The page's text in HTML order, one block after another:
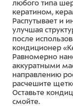
любого типа
кератином,
Распутывает и
улучшая
после
кондиционер
Равномерно
аккуратными
направлению
расчешите
Оставьте
смойте.